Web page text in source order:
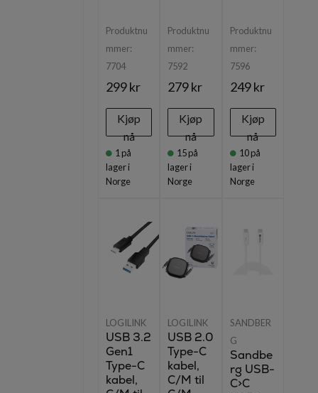
Produktnu
mmer:
7704
299 kr
Kjøp
nå
1 på
lager i
Norge
Produktnu
mmer:
7592
279 kr
Kjøp
nå
15på
lager i
Norge
Produktnu
mmer:
7596
249 kr
Kjøp
nå
10 på
lager i
Norge
LOGILINK
USB 3.2
Gen1
Type-C
kabel,
LOGILINK
USB 2.0
Type-C
kabel,
C/M til
SANDBER
G
Sandbe
rg USB-
C>C